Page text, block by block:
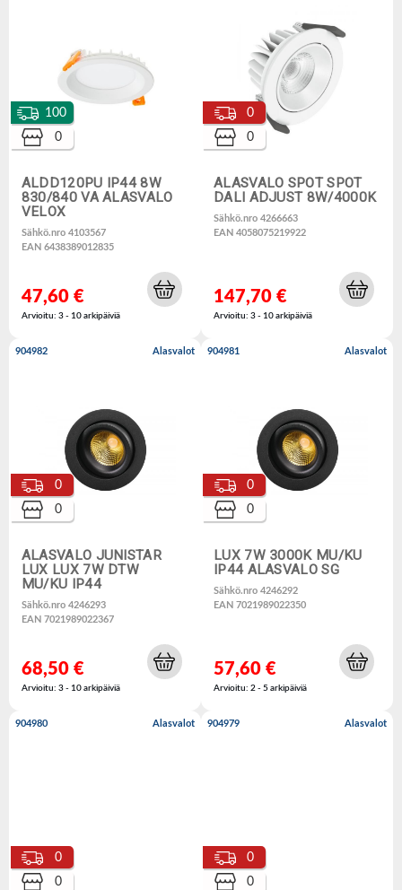
ALDD120PU IP44 8W
830/840 VA ALASVALO
VELOX
Sähkö.nro 4103567
EAN 6438389012835
100
0
47,60 €
Arvioitu: 3 - 10 arkipäiviä
ALASVALO SPOT SPOT
DALI ADJUST 8W/4000K
Sähkö.nro 4266663
EAN 4058075219922
0
0
147,70 €
Arvioitu: 3 - 10 arkipäiviä
904982 Alasvalot
ALASVALO JUNISTAR
LUX LUX 7W DTW
MU/KU IP44
Sähkö.nro 4246293
EAN 7021989022367
0
0
68,50 €
Arvioitu: 3 - 10 arkipäiviä
904981 Alasvalot
LUX 7W 3000K MU/KU
IP44 ALASVALO SG
Sähkö.nro 4246292
EAN 7021989022350
0
0
57,60 €
Arvioitu: 2 - 5 arkipäiviä
904980 Alasvalot
0
0
904979 Alasvalot
0
0